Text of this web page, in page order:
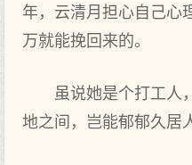
年，云清月担心自己心
万就能挽回来的。
虽说她是个打工人
地之间，岂能郁郁久居